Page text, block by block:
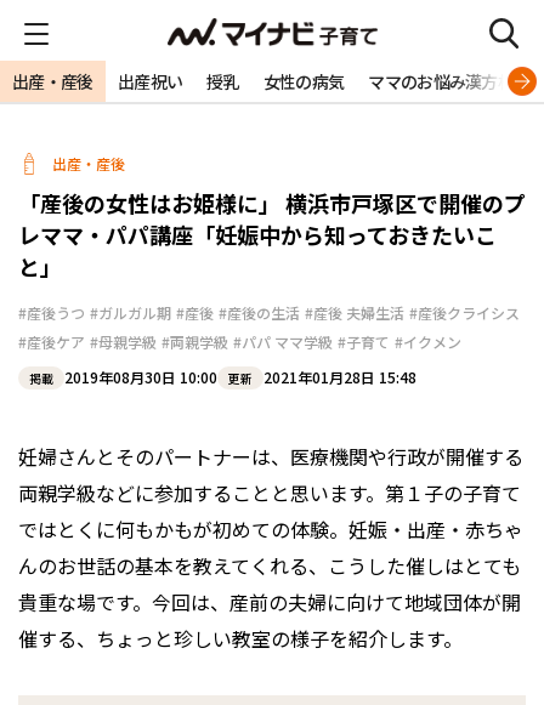
出産・産後 出産祝い 授乳 女性の病気 ママのお悩み漢方相談
出産・産後
「産後の女性はお姫様に」 横浜市戸塚区で開催のプ
レママ・パパ講座「妊娠中から知っておきたいこ
と」
#産後うつ #ガルガル期 #産後 #産後の生活 #産後 夫婦生活 #産後クライシス
#産後ケア #母親学級 #両親学級 #パパ ママ学級 #子育て #イクメン
掲載 2019年08月30日 10:00 更新 2021年01月28日 15:48
妊婦さんとそのパートナーは、医療機関や行政が開催する
両親学級などに参加することと思います。第１子の子育て
ではとくに何もかもが初めての体験。妊娠・出産・赤ちゃ
んのお世話の基本を教えてくれる、こうした催しはとても
貴重な場です。今回は、産前の夫婦に向けて地域団体が開
催する、ちょっと珍しい教室の様子を紹介します。